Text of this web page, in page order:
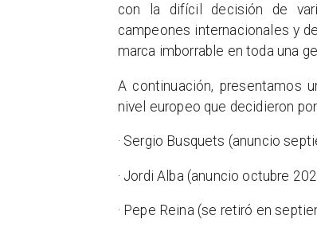
con la difícil decisión de
campeones internacionales y
marca imborrable en toda una
A continuación, presentamos
nivel europeo que decidieron
· Sergio Busquets (anuncio
· Jordi Alba (anuncio octubre
· Pepe Reina (se retiró en